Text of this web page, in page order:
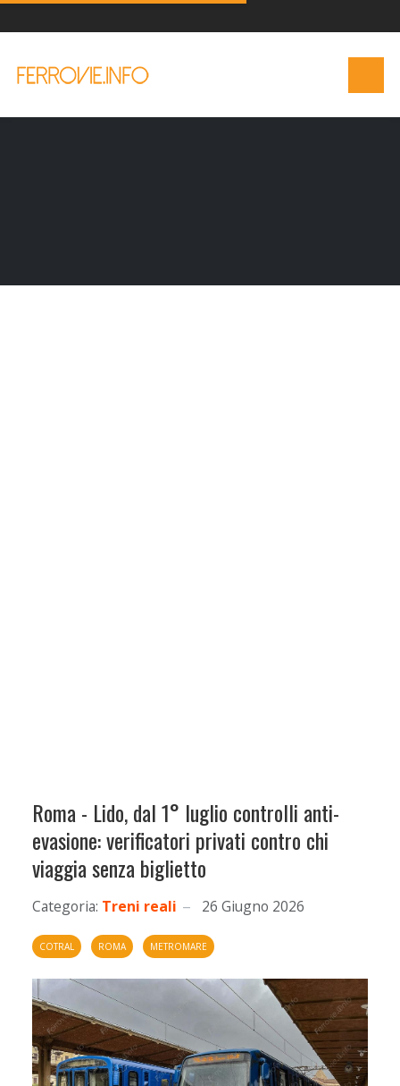
Roma - Lido, dal 1° luglio controlli anti-
evasione: verificatori privati contro chi
viaggia senza biglietto
Categoria: Treni reali 26 Giugno 2026
COTRAL ROMA METROMARE